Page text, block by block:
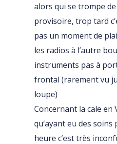
alors qui se trompe
provisoire, trop tard
pas un moment de
les radios à l’autre
instruments pas à
frontal (rarement vu
loupe)
Concernant la cale en
qu’ayant eu des soins
heure c’est très